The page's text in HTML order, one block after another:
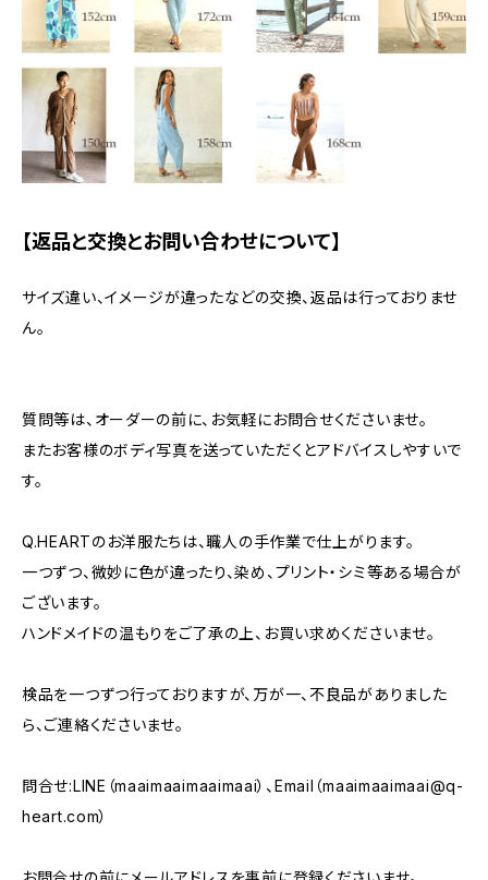
【返品と交換とお問い合わせについて】
サイズ違い、イメージが違ったなどの交換、返品は行っておりませ
ん。
質問等は、オーダーの前に、お気軽にお問合せくださいませ。
またお客様のボディ写真を送っていただくとアドバイスしやすいで
す。
Q.HEARTのお洋服たちは、職人の手作業で仕上がります。
一つずつ、微妙に色が違ったり、染め、プリント・シミ等ある場合が
ございます。
ハンドメイドの温もりをご了承の上、お買い求めくださいませ。
検品を一つずつ行っておりますが、万が一、不良品がありました
ら、ご連絡くださいませ。
問合せ:LINE（maaimaaimaaimaai）、Email（maaimaaimaai@q-
heart.com）